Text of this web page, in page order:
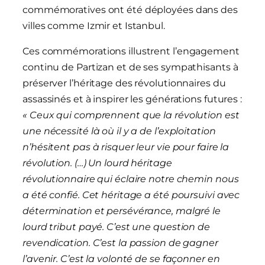
commémoratives ont été déployées dans des
villes comme Izmir et Istanbul.
Ces commémorations illustrent l’engagement
continu de Partizan et de ses sympathisants à
préserver l’héritage des révolutionnaires du
assassinés et à inspirer les générations futures :
« Ceux qui comprennent que la révolution est
une nécessité là où il y a de l’exploitation
n’hésitent pas à risquer leur vie pour faire la
révolution. (…) Un lourd héritage
révolutionnaire qui éclaire notre chemin nous
a été confié. Cet héritage a été poursuivi avec
détermination et persévérance, malgré le
lourd tribut payé. C’est une question de
revendication. C’est la passion de gagner
l’avenir. C’est la volonté de se façonner en